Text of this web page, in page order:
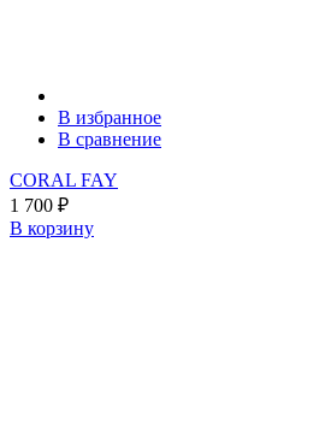
В избранное
В сравнение
CORAL FAY
1 700 ₽
В корзину